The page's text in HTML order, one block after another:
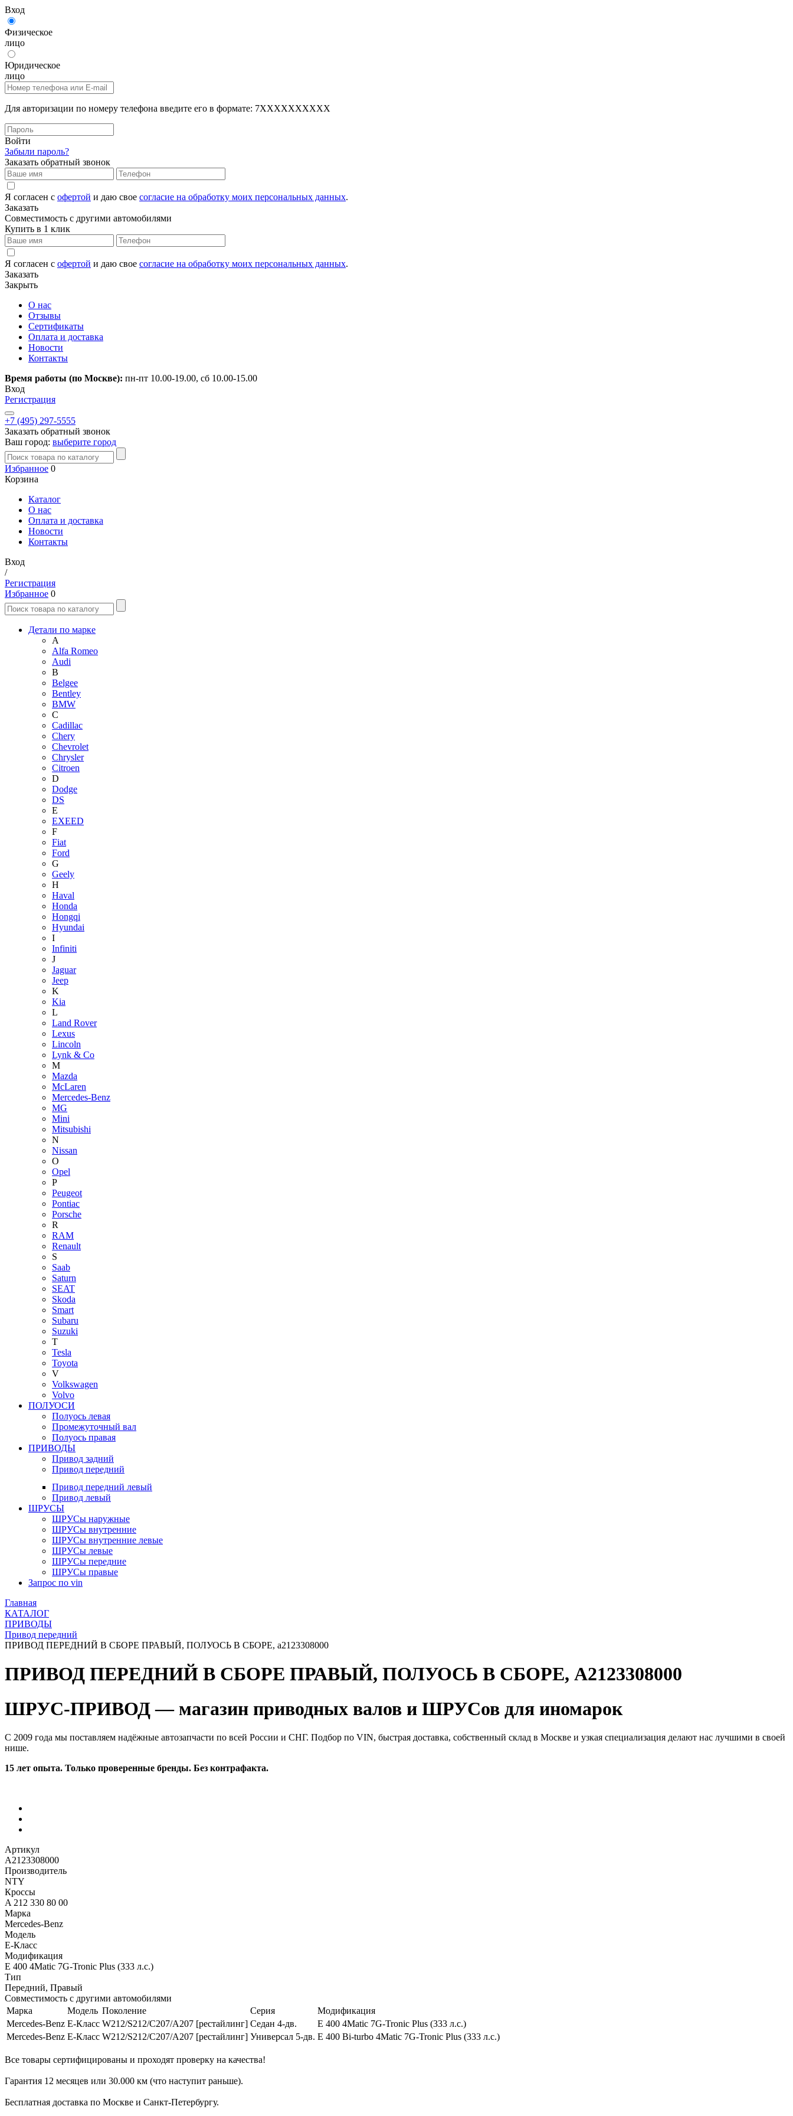
Вход
Физическое
лицо
Юридическое
лицо
Для авторизации по номеру телефона введите его в формате: 7XXXXXXXXXX
Войти
Забыли пароль?
Заказать обратный звонок
Я согласен с офертой и даю свое согласие на обработку моих персональных данных.
Заказать
Совместимость с другими автомобилями
Купить в 1 клик
Я согласен с офертой и даю свое согласие на обработку моих персональных данных.
Заказать
Закрыть
О нас
Отзывы
Сертификаты
Оплата и доставка
Новости
Контакты
Время работы (по Москве): пн-пт 10.00-19.00, сб 10.00-15.00
Вход
Регистрация
+7 (495) 297-5555
Заказать обратный звонок
Ваш город: выберите город
Избранное 0
Корзина
Каталог
О нас
Оплата и доставка
Новости
Контакты
Вход
/
Регистрация
Избранное 0
Детали по марке
A
Alfa Romeo
Audi
B
Belgee
Bentley
BMW
C
Cadillac
Chery
Chevrolet
Chrysler
Citroen
D
Dodge
DS
E
EXEED
F
Fiat
Ford
G
Geely
H
Haval
Honda
Hongqi
Hyundai
I
Infiniti
J
Jaguar
Jeep
K
Kia
L
Land Rover
Lexus
Lincoln
Lynk & Co
M
Mazda
McLaren
Mercedes-Benz
MG
Mini
Mitsubishi
N
Nissan
O
Opel
P
Peugeot
Pontiac
Porsche
R
RAM
Renault
S
Saab
Saturn
SEAT
Skoda
Smart
Subaru
Suzuki
T
Tesla
Toyota
V
Volkswagen
Volvo
ПОЛУОСИ
Полуось левая
Промежуточный вал
Полуось правая
ПРИВОДЫ
Привод задний
Привод передний
Привод передний левый
Привод левый
ШРУСЫ
ШРУСы наружные
ШРУСы внутренние
ШРУСы внутренние левые
ШРУСы левые
ШРУСы передние
ШРУСы правые
Запрос по vin
Главная
КАТАЛОГ
ПРИВОДЫ
Привод передний
ПРИВОД ПЕРЕДНИЙ В СБОРЕ ПРАВЫЙ, ПОЛУОСЬ В СБОРЕ, a2123308000
ПРИВОД ПЕРЕДНИЙ В СБОРЕ ПРАВЫЙ, ПОЛУОСЬ В СБОРЕ, A2123308000
ШРУС-ПРИВОД — магазин приводных валов и ШРУСов для иномарок
С 2009 года мы поставляем надёжные автозапчасти по всей России и СНГ. Подбор по VIN, быстрая доставка, собственный склад в Москве и узкая специализация делают нас лучшими в своей
нише.
15 лет опыта. Только проверенные бренды. Без контрафакта.
Артикул
A2123308000
Производитель
NTY
Кроссы
A 212 330 80 00
Марка
Mercedes-Benz
Модель
E-Класс
Модификация
E 400 4Matic 7G-Tronic Plus (333 л.с.)
Тип
Передний, Правый
Совместимость с другими автомобилями
Марка
Модель Поколение Серия
Модификация
Mercedes-Benz E-Класс W212/S212/C207/A207 [рестайлинг] Седан 4-дв.
E 400 4Matic 7G-Tronic Plus (333 л.с.)
Mercedes-Benz E-Класс W212/S212/C207/A207 [рестайлинг] Универсал 5-дв. E 400 Bi-turbo 4Matic 7G-Tronic Plus (333 л.с.)
Все товары сертифицированы и проходят проверку на качества!
Гарантия 12 месяцев или 30.000 км (что наступит раньше).
Бесплатная доставка по Москве и Санкт-Петербургу.